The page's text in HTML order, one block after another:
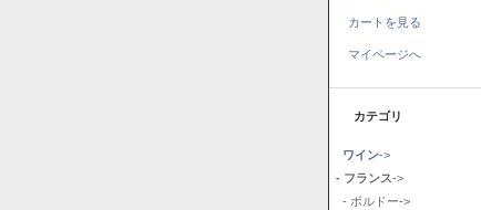
カートを見る
マイページへ
カテゴリ
ワイン->
- フランス->
- ボルドー->